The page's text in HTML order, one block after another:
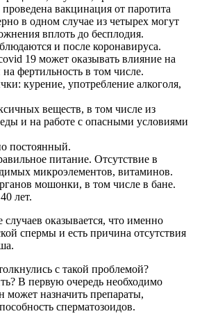
проведена вакцинация от паротита
в одном случае из четырех могут
вплоть до бесплодия.
и после коронавируса.
19 может оказывать влияние на
фертильность в том числе.
курение, употребление алкоголя,
веществ, в том числе из
и на работе с опасными условиями
постоянный.
питание. Отсутствие в
микроэлементов, витаминов.
мошонки, в том числе в бане.
лет.
оказывается, что именно
спермы и есть причина отсутствия
с такой проблемой?
В первую очередь необходимо
может назначить препараты,
сперматозоидов.